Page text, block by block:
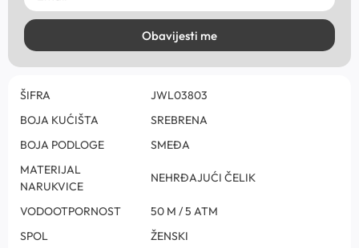
Obavijesti me
ŠIFRA
JWL03803
BOJA KUĆIŠTA
SREBRENA
BOJA PODLOGE
SMEĐA
MATERIJAL
NARUKVICE
NEHRĐAJUĆI ČELIK
VODOOTPORNOST
50 M / 5 ATM
SPOL
ŽENSKI